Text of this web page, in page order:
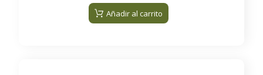
Añadir al carrito